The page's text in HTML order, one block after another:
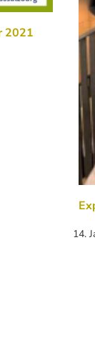
2021
14.